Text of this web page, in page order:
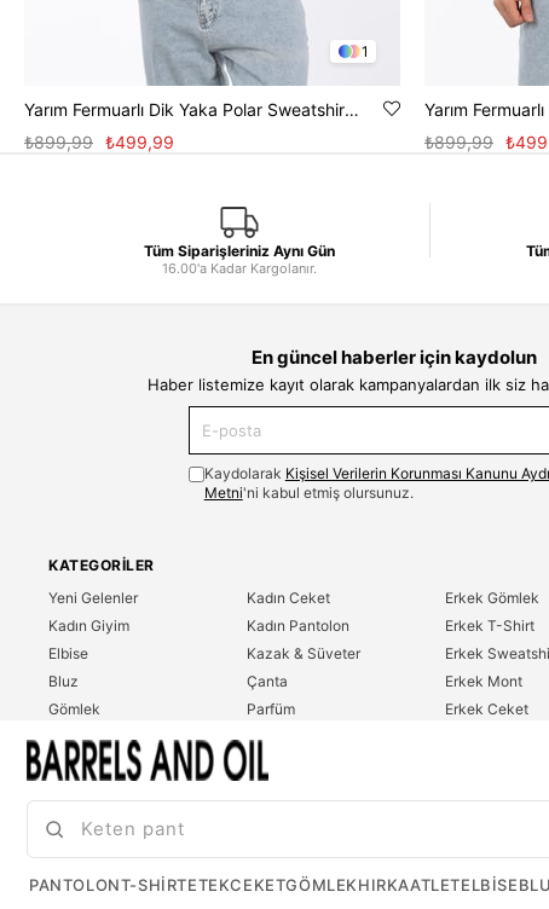
1
Yarım Fermuarlı Dik Yaka Polar Sweatshirt - Antrasit
₺499,99
₺899,99 ₺899,99
Tüm Siparişleriniz Aynı Gün
16.00'a Kadar Kargolanır.
En güncel haberler için kaydolun
Haber listemize kayıt olarak kampanyalardan ilk siz
Kaydolarak Kişisel Verilerin Korunması Kanunu
Metni'ni kabul etmiş olursunuz.
KATEGORILER
Yeni Gelenler
Kadın Giyim
Elbise
Bluz
Gömlek
T-Shirt
Sweatshirt
Kadın Ceket
Kadın Pantolon
Kazak & Süveter
Çanta
Parfüm
Erkek Giyim
Erkek Gömlek
Erkek T-Shirt
Erkek
Erkek Mont
Erkek Ceket
PANTOLONT-SHIRTETEKCEKETGÖMLEKHIRKAATLETELBISE